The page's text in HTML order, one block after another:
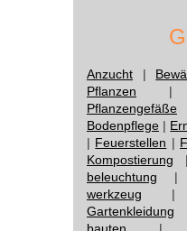
Anzucht |
Pflanzen
Pflanzengefäße
Bodenpflege |
| Feuerstellen |
Kompostierung
beleuchtung |
werkzeug
Gartenkleidung